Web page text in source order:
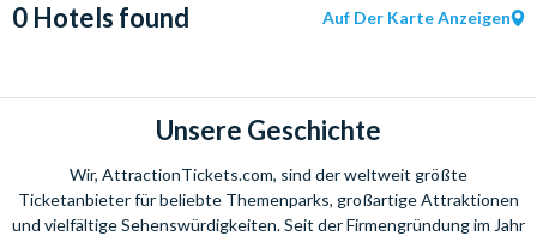
0 Hotels found Auf Der Karte Anzeigen
Unsere Geschichte
Wir, AttractionTickets.com, sind der weltweit größte
Ticketanbieter für beliebte Themenparks, großartige Attraktionen
und vielfältige Sehenswürdigkeiten. Seit der Firmengründung im Jahr